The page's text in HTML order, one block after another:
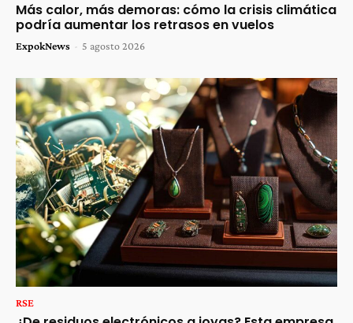
Más calor, más demoras: cómo la crisis climática
podría aumentar los retrasos en vuelos
ExpokNews - 5 agosto 2026
RSE